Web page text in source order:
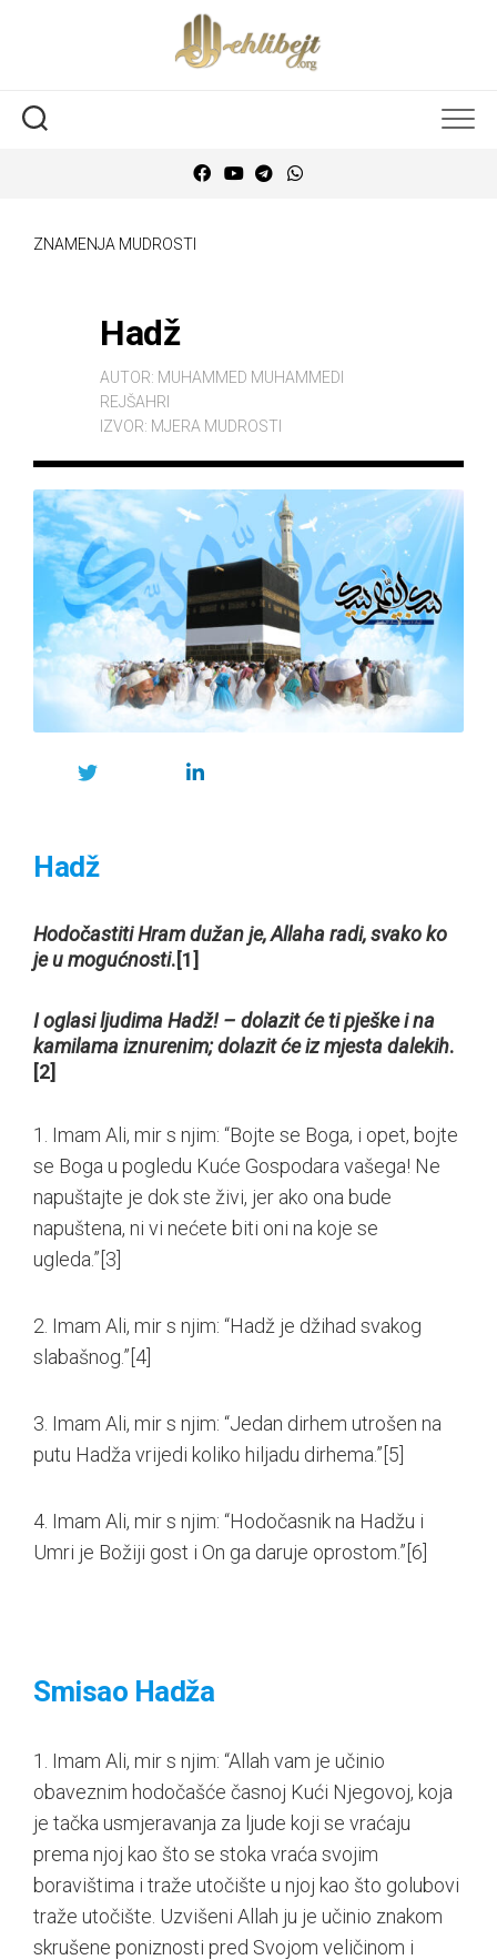
ZNAMENJA MUDROSTI
Hadž
AUTOR: MUHAMMED MUHAMMEDI
REJŠAHRI
IZVOR: MJERA MUDROSTI
Hadž
Hodočastiti Hram dužan je, Allaha radi, svako ko
je u mogućnosti.[1]
I oglasi ljudima Hadž! – dolazit će ti pješke i na
kamilama iznurenim; dolazit će iz mjesta dalekih.
[2]
1. Imam Ali, mir s njim: “Bojte se Boga, i opet, bojte
se Boga u pogledu Kuće Gospodara vašega! Ne
napuštajte je dok ste živi, jer ako ona bude
napuštena, ni vi nećete biti oni na koje se
ugleda.”[3]
2. Imam Ali, mir s njim: “Hadž je džihad svakog
slabašnog.”[4]
3. Imam Ali, mir s njim: “Jedan dirhem utrošen na
putu Hadža vrijedi koliko hiljadu dirhema.”[5]
4. Imam Ali, mir s njim: “Hodočasnik na Hadžu i
Umri je Božiji gost i On ga daruje oprostom.”[6]
Smisao Hadža
1. Imam Ali, mir s njim: “Allah vam je učinio
obaveznim hodočašće časnoj Kući Njegovoj, koja
je tačka usmjeravanja za ljude koji se vraćaju
prema njoj kao što se stoka vraća svojim
boravištima i traže utočište u njoj kao što golubovi
traže utočište. Uzvišeni Allah ju je učinio znakom
skrušene poniznosti pred Svojom veličinom i